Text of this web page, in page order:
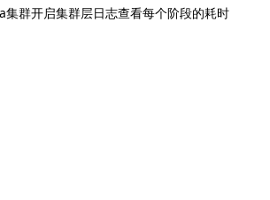
集群开启集群层日志查看每个阶段的耗时